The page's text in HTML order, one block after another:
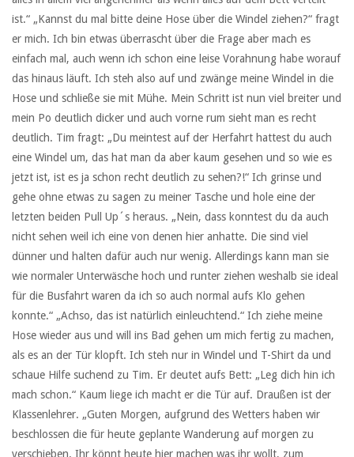
ist.“ „Kannst du mal bitte deine Hose über die Windel ziehen?“ fragt
er mich. Ich bin etwas überrascht über die Frage aber mach es
einfach mal, auch wenn ich schon eine leise Vorahnung habe worauf
das hinaus läuft. Ich steh also auf und zwänge meine Windel in die
Hose und schließe sie mit Mühe. Mein Schritt ist nun viel breiter und
mein Po deutlich dicker und auch vorne rum sieht man es recht
deutlich. Tim fragt: „Du meintest auf der Herfahrt hattest du auch
eine Windel um, das hat man da aber kaum gesehen und so wie es
jetzt ist, ist es ja schon recht deutlich zu sehen?!“ Ich grinse und
gehe ohne etwas zu sagen zu meiner Tasche und hole eine der
letzten beiden Pull Up´s heraus. „Nein, dass konntest du da auch
nicht sehen weil ich eine von denen hier anhatte. Die sind viel
dünner und halten dafür auch nur wenig. Allerdings kann man sie
wie normaler Unterwäsche hoch und runter ziehen weshalb sie ideal
für die Busfahrt waren da ich so auch normal aufs Klo gehen
konnte.“ „Achso, das ist natürlich einleuchtend.“ Ich ziehe meine
Hose wieder aus und will ins Bad gehen um mich fertig zu machen,
als es an der Tür klopft. Ich steh nur in Windel und T-Shirt da und
schaue Hilfe suchend zu Tim. Er deutet aufs Bett: „Leg dich hin ich
mach schon.“ Kaum liege ich macht er die Tür auf. Draußen ist der
Klassenlehrer. „Guten Morgen, aufgrund des Wetters haben wir
beschlossen die für heute geplante Wanderung auf morgen zu
verschieben. Ihr könnt heute hier machen was ihr wollt, zum